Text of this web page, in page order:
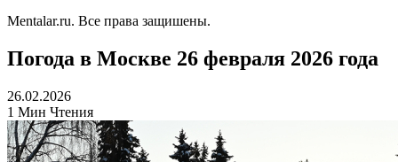
Mentalar.ru. Все права защишены.
Погода в Москве 26 февраля 2026 года
26.02.2026
1 Мин Чтения